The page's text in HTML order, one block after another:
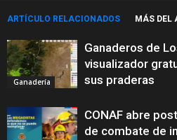
ARTÍCULO RELACIONADOS MÁS DEL
Ganadería
Ganaderos de
visualizador
sus praderas
CONAF abre
de combate de